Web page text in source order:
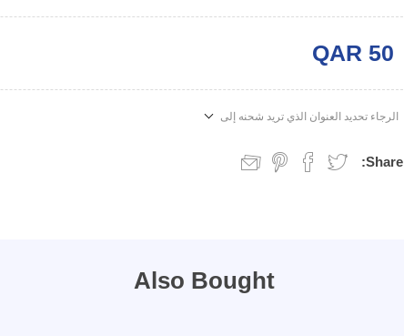
QAR 50
الرجاء تحديد العنوان الذي تريد شحنه إلى
Share:
Also Bought